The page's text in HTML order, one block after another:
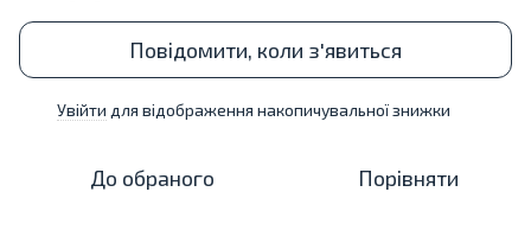
Повідомити, коли з'явиться
Увійти для відображення накопичувальної знижки
До обраного Порівняти